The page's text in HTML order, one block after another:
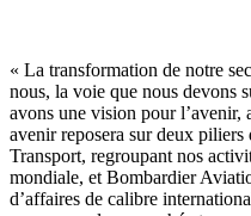
« La transformation de notre
nous, la voie que nous devons
avons une vision pour
avenir reposera sur deux
Transport, regroupant nos
mondiale, et Bombardier
d’affaires de calibre